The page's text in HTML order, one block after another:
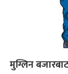
मुग्लिन